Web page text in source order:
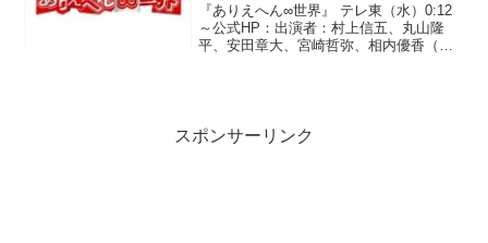
『ありえへん∞世界』 テレ東（水）0:12
～公式HP：出演者：村上信五、丸山隆
平、安田章大、宮崎哲弥、相内優香（テ
スポンサーリンク